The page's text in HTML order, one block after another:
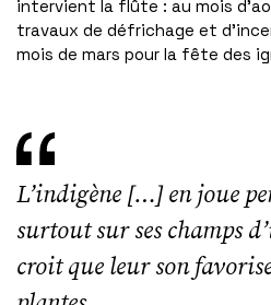
intervient la flûte : au mois
travaux de défrichage et
mois de mars pour la fête des
L’indigène […] en joue
surtout sur ses champs
croit que leur son